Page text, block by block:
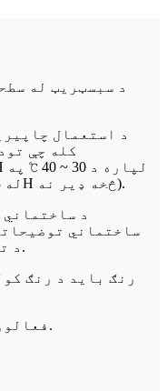
د سبسټریټ له
چاپیریال کې ځای په ځای کړئ (له 3H څخه ډیر نه).
د
د تخنیکي پرسونل سره مشوره وکړئ.
رنګ باید د رنګ
فعالوونکی او پرائمر ته اړتیا نشته.